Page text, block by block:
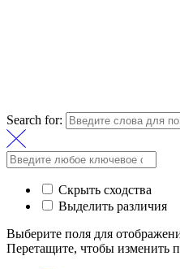
Search for:
Скрыть сходства
Выделить различия
Выберите поля для
Перетащите, чтобы изменить